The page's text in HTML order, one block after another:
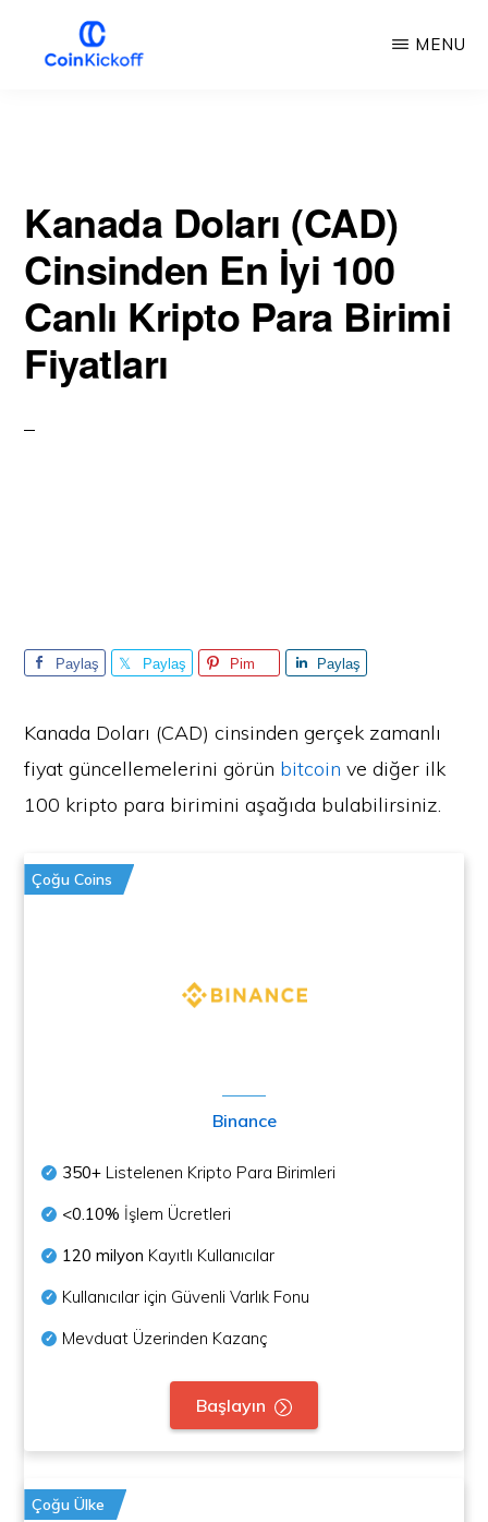
içeriğe
MENU
Kanada Doları (CAD)
Cinsinden En İyi 100
Canlı Kripto Para Birimi
Fiyatları
Paylaş Paylaş Pim Paylaş
Kanada Doları (CAD) cinsinden gerçek zamanlı
fiyat güncellemelerini görün bitcoin ve diğer ilk
100 kripto para birimini aşağıda bulabilirsiniz.
Çoğu Coins
Binance
350+ Listelenen Kripto Para Birimleri
<0.10% İşlem Ücretleri
120 milyon Kayıtlı Kullanıcılar
Kullanıcılar için Güvenli Varlık Fonu
Mevduat Üzerinden Kazanç
Başlayın
Çoğu Ülke